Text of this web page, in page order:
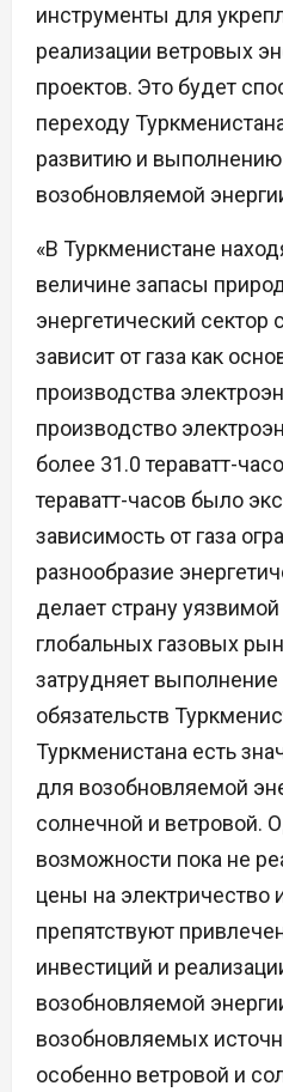
инструменты для
реализации ветровых
проектов. Это будет
переходу
развитию и
возобновляемой
«В Туркменистане
величине запасы
энергетический сектор
зависит от газа как
производства
производство
более 31.0 тераватт-
тераватт-часов было
зависимость от газа
разнообразие
делает страну
глобальных газовых
затрудняет
обязательств
Туркменистана есть
для возобновляемой
солнечной и ветровой.
возможности пока не
цены на электричество
препятствуют
инвестиций и
возобновляемой
возобновляемых
особенно ветровой и